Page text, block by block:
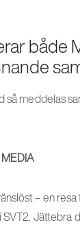
både
meddelas
– en
SVT2. Jättebra